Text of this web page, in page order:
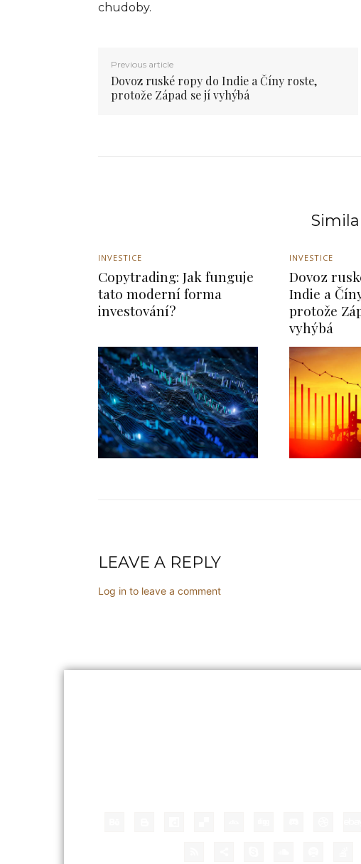
chudoby.
Previous article
Dovoz ruské ropy do Indie a Číny roste,
protože Západ se jí vyhýbá
INVESTICE
Copytrading: Jak funguje
tato moderní forma
investování?
INVESTICE
Dovoz
Indie a
protože
vyhýbá
LEAVE A REPLY
Log in to leave a comment